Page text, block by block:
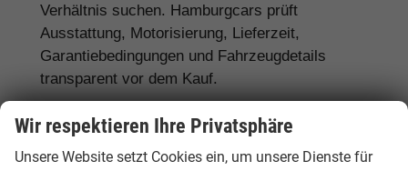
Verhältnis suchen. Hamburgcars prüft
Ausstattung, Motorisierung, Lieferzeit,
Garantiebedingungen und Fahrzeugdetails
transparent vor dem Kauf.
Für Familien: Skoda Octavia, Superb,
Wir respektieren Ihre Privatsphäre
Unsere Website setzt Cookies ein, um unsere Dienste für